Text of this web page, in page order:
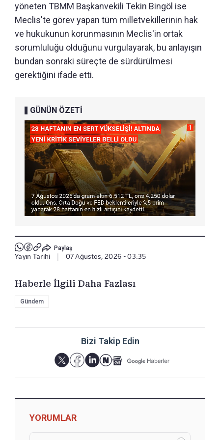
yöneten TBMM Başkanvekili Tekin Bingöl ise
Meclis'te görev yapan tüm milletvekillerinin hak
ve hukukunun korunmasının Meclis'in ortak
sorumluluğu olduğunu vurgulayarak, bu anlayışın
bundan sonraki süreçte de sürdürülmesi
gerektiğini ifade etti.
GÜNÜN ÖZETİ
Paylaş
Yayın Tarihi 07 Ağustos, 2026 - 03:35
Haberle İlgili Daha Fazlası
Gündem
Bizi Takip Edin
YORUMLAR